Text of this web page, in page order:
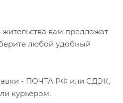
вам предложат
любой удобный
- ПОЧТА РФ или СДЭК,
курьером.